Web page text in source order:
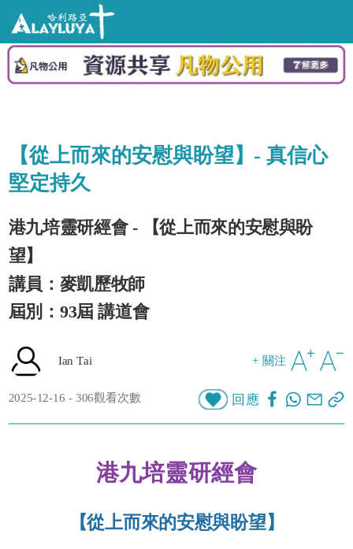
【從上而來的安慰與盼望】- 真信心
堅定持久
港九培靈研經會 - 【從上而來的安慰與盼
望】
講員：麥凱歷牧師
屆別：93屆 講道會
+ 關注
Ian Tai
2025-12-16 - 306觀看次數 回應
港九培靈研經會
【從上而來的安慰與盼望】